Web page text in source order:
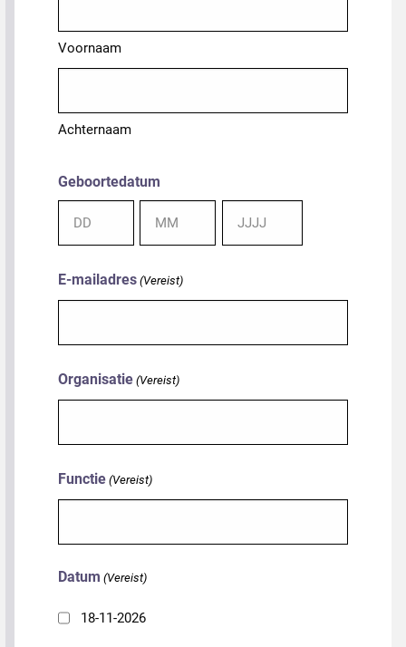
Voornaam
Achternaam
Geboortedatum
E-mailadres (Vereist)
Organisatie (Vereist)
Functie (Vereist)
Datum (Vereist)
18-11-2026